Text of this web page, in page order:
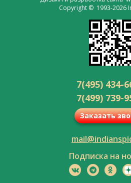
Copyright © 1993-2026
7(495) 434-
7(499) 739-
Заказать
Подписка на